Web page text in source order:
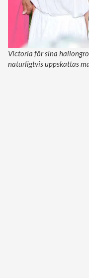
Victoria för sina
naturligtvis uppskattas